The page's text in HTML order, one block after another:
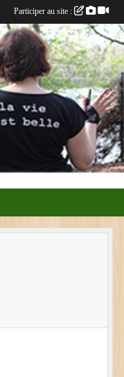
Participer au site :